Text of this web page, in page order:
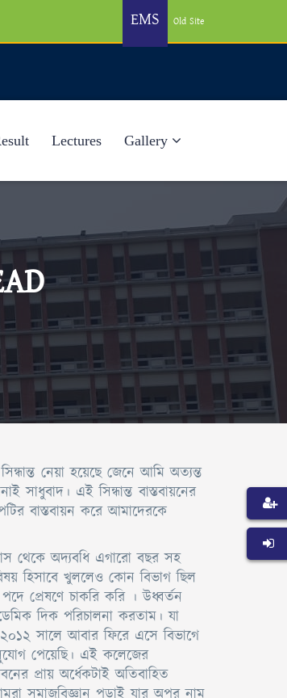
EMS Old Site
Lectures Gallery
নেয়া হয়েছে জেনে আমি অত্যন্ত
এই সিন্ধান্ত বাস্তবায়নের
বাস্তবায়ন করে আমাদেরকে
থেকে অদ্যবধি এগারো বছর সহ
হিসাবে খুললেও কোন বিভাগ ছিল
পদে প্রেষণে চাকরি করি । উধ্বর্তন
দিক পরিচালনা করতাম। যা
২০১২ সালে আবার ফিরে এসে বিভাগে
পেয়েছি। এই কলেজের
প্রায় অর্ধেকটাই অতিবাহিত